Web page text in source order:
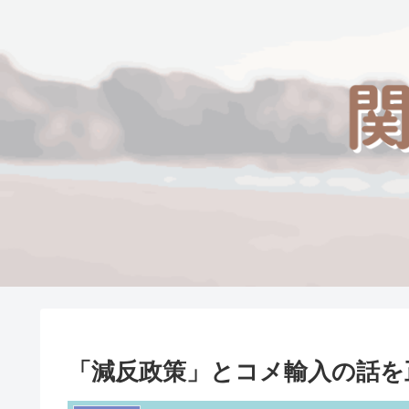
「減反政策」とコメ輸入の話